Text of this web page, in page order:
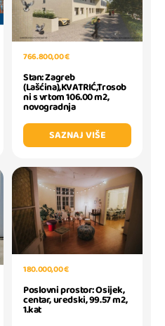
766.800,00 €
Stan: Zagreb
(Lašćina),KVATRIĆ,Trosob
ni s vrtom 106.00 m2,
novogradnja
SAZNAJ VIŠE
180.000,00 €
Poslovni prostor: Osijek,
centar, uredski, 99.57 m2,
1.kat